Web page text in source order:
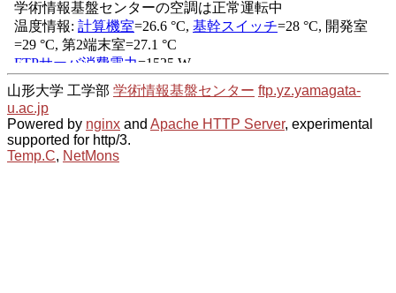
山形大学 工学部 学術情報基盤センター ftp.yz.yamagata-
u.ac.jp
Powered by nginx and Apache HTTP Server, experimental
supported for http/3.
Temp.C, NetMons